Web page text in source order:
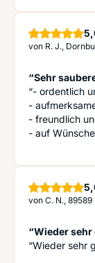
von R. J.,
“Sehr
“- ordentlich
-
- freundlich
- auf
von C. N.,
“Wieder sehr
“Wieder sehr